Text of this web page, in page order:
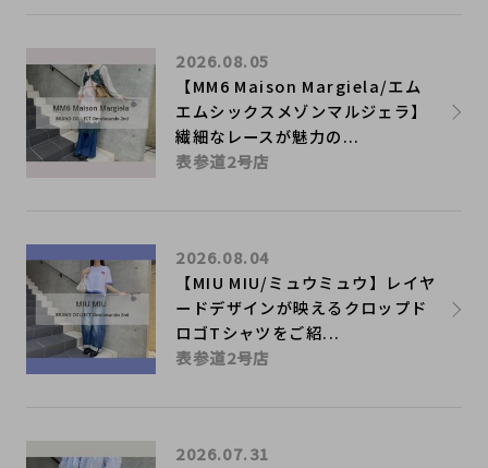
【MM6 Maison Margiela/エム
エムシックスメゾンマルジェラ】
繊細なレースが魅力の...
2026.08.05
表参道2号店
【MIU MIU/ミュウミュウ】レイヤ
ードデザインが映えるクロップド
ロゴTシャツをご紹...
2026.08.04
表参道2号店
2026.07.31